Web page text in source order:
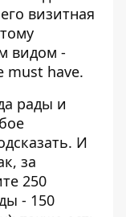
визитная
видом -
must have.
рады и
И
за
250
- 150